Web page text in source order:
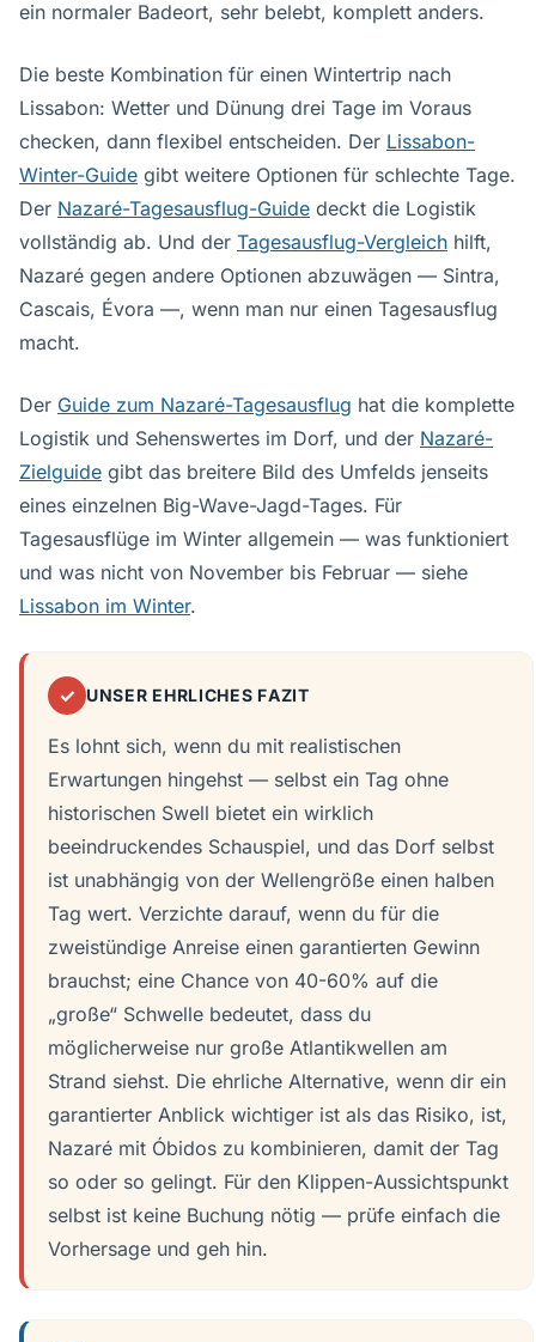
ein normaler Badeort, sehr belebt, komplett anders.
Die beste Kombination für einen Wintertrip nach
Lissabon: Wetter und Dünung drei Tage im Voraus
checken, dann flexibel entscheiden. Der Lissabon-
Winter-Guide gibt weitere Optionen für schlechte Tage.
Der Nazaré-Tagesausflug-Guide deckt die Logistik
vollständig ab. Und der Tagesausflug-Vergleich hilft,
Nazaré gegen andere Optionen abzuwägen — Sintra,
Cascais, Évora —, wenn man nur einen Tagesausflug
macht.
Der Guide zum Nazaré-Tagesausflug hat die komplette
Logistik und Sehenswertes im Dorf, und der Nazaré-
Zielguide gibt das breitere Bild des Umfelds jenseits
eines einzelnen Big-Wave-Jagd-Tages. Für
Tagesausflüge im Winter allgemein — was funktioniert
und was nicht von November bis Februar — siehe
Lissabon im Winter.
✓ UNSER EHRLICHES FAZIT
Es lohnt sich, wenn du mit realistischen
Erwartungen hingehst — selbst ein Tag ohne
historischen Swell bietet ein wirklich
beeindruckendes Schauspiel, und das Dorf selbst
ist unabhängig von der Wellengröße einen halben
Tag wert. Verzichte darauf, wenn du für die
zweistündige Anreise einen garantierten Gewinn
brauchst; eine Chance von 40-60% auf die
„große“ Schwelle bedeutet, dass du
möglicherweise nur große Atlantikwellen am
Strand siehst. Die ehrliche Alternative, wenn dir ein
garantierter Anblick wichtiger ist als das Risiko, ist,
Nazaré mit Óbidos zu kombinieren, damit der Tag
so oder so gelingt. Für den Klippen-Aussichtspunkt
selbst ist keine Buchung nötig — prüfe einfach die
Vorhersage und geh hin.